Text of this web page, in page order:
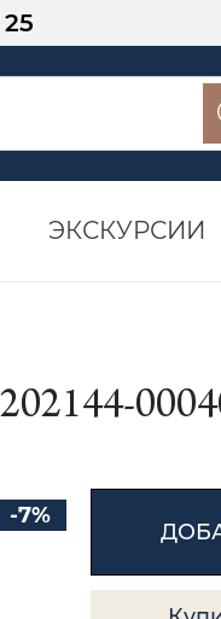
ЭКСКУРСИИ
-7%